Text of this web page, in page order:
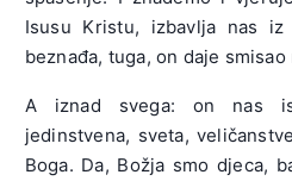
Isusu Kristu, izbavlja nas iz
beznađa, tuga, on daje smisao
A iznad svega: on nas
jedinstvena, sveta,
Boga. Da, Božja smo djeca,